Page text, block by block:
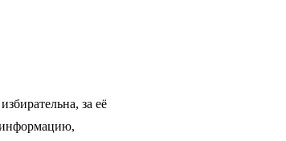
за её
информацию,